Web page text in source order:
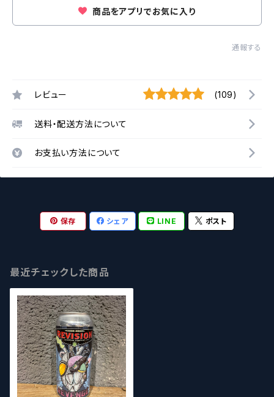
商品をアプリでお気に入り
通報する
レビュー (109)
送料・配送方法について
お支払い方法について
保存 シェア LINE ポスト
最近チェックした商品